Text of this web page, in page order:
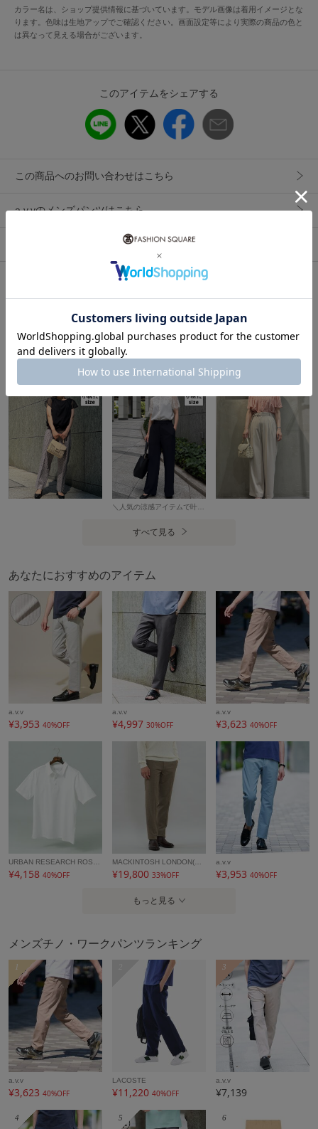
毛玉になりにくいアンチピリング、シワになりにくく、イー
ジーケア、ご自宅で気軽に洗濯機洗いできるため、お手入れ
ベーシックデザインなのでカジュアルからビジカジ・オンス
タイルまで幅広いスタイルで大活躍するおすすめアイテムで
物トップスとの相性も良いです。
春：◎ 夏：◎ 秋：〇 冬：▲
----------------
透け感：なし
裏地：なし
光沢感：ややあり
生地の厚さ：普通
----------------
≪お気に入り登録機能の使い方≫
■商品のお気に入り登録（ハートマークをクリック）
----------------
※商品画像は、光の当たり具合やパソコンなどの閲覧環境に
より実際の色味と異なって見える場合がございます。
商品の色味の目安は商品単体の画像をご参照ください。
アイテム情報
配送料
送料無料
（税込5,000円以上ご購入で送料無料）
商品コード KHLGD15064
性別タイプ
チノ・ワークパンツ
レーヨン 74% ナイロン 23% ポリウレタン 3%
製造国 詳細は下記よりお問い合わせください
カラー名は、ショップ提供情報に基づいています。モデル画像は着用イメージとな
ります。色味は生地アップでご確認ください。画面設定等により実際の商品の色と
は異なって見える場合がございます。
このアイテムをシェアする
この商品へのお問い合わせはこちら
a.v.vのメンズパンツはこちら
a.v.vのメンズアイテム一覧
a.v.vのコーディネート
すべて見る
あなたにおすすめのアイテム
a.v.v
¥3,953 40%OFF
a.v.v
¥4,997 30%OFF
a.v.v
¥3,623 40%OFF
URBAN RESEARCH ROSSO
¥4,158 40%OFF
MACKINTOSH LONDON(MENS)
¥19,800 33%OFF
a.v.v
¥3,953 40%OFF
もっと見る
メンズチノ・ワークパンツランキング
1
a.v.v
¥3,623 40%OFF
LACOSTE
¥11,22040%OFF
3
a.v.v
¥7,139
4 5 6